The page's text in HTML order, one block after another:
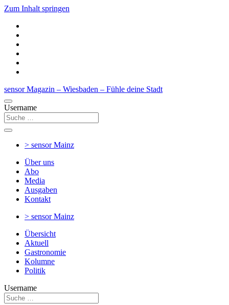
Zum Inhalt springen
sensor Magazin – Wiesbaden – Fühle deine Stadt
Username
> sensorMainz
Über uns
Abo
Media
Ausgaben
Kontakt
> sensorMainz
Übersicht
Aktuell
Gastronomie
Kolumne
Politik
Username